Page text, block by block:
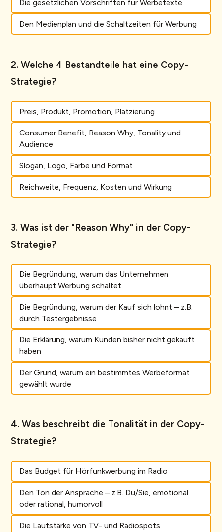
Die gesetzlichen Vorschriften für Werbetexte
Den Medienplan und die Schaltzeiten für Werbung
Welche 4 Bestandteile hat eine Copy-
Strategie?
Preis, Produkt, Promotion, Platzierung
Consumer Benefit, Reason Why, Tonality und
Audience
Slogan, Logo, Farbe und Format
Reichweite, Frequenz, Kosten und Wirkung
Was ist der "Reason Why" in der Copy-
Strategie?
Die Begründung, warum das Unternehmen
überhaupt Werbung schaltet
Die Begründung, warum der Kauf sich lohnt – z.B.
durch Testergebnisse
Die Erklärung, warum Kunden bisher nicht gekauft
haben
Der Grund, warum ein bestimmtes Werbeformat
gewählt wurde
Was beschreibt die Tonalität in der Copy-
Strategie?
Das Budget für Hörfunkwerbung im Radio
Den Ton der Ansprache – z.B. Du/Sie, emotional
oder rational, humorvoll
Die Lautstärke von TV- und Radiospots